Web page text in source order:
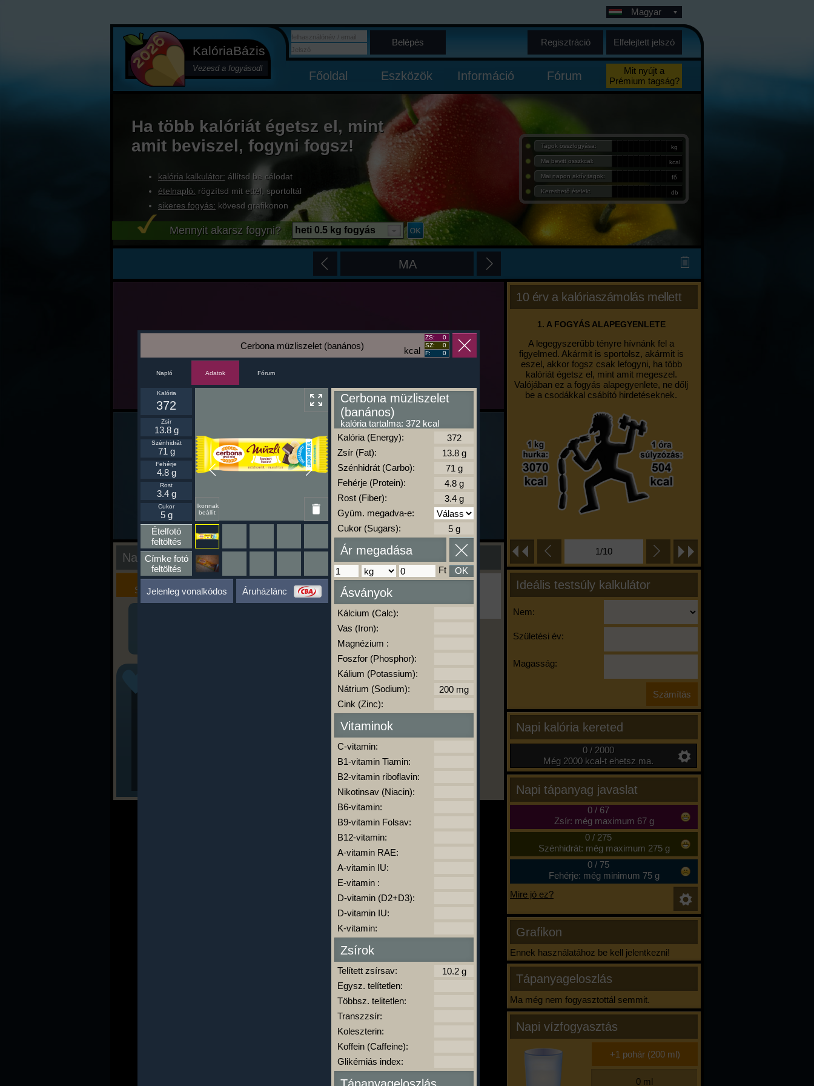
KalóriaBázis
Vezesd a fogyásod!
Magyar
Belépés Regisztráció Elfelejtett jelszó
Főoldal Eszközök Információ Fórum
Mit nyújt a
Prémium tagság?
Ha több kalóriát égetsz el, mint
amit beviszel, fogyni fogsz!
kalória kalkulátor: állítsd be célodat
ételnapló: rögzítsd mit ettél, sportoltál
sikeres fogyás: kövesd grafikonon
Tagok összfogyása: kg
Ma bevitt összkcal: kcal
Mai napon aktív tagok: fő
Kereshető ételek: db
Mennyit akarsz fogyni? heti 0.5 kg fogyás
MA
10 érv a kalóriaszámolás mellett
1. A FOGYÁS ALAPEGYENLETE
A legegyszerűbb tényre hívnánk fel a
figyelmed. Akármit is sportolsz, akármit is
eszel, akkor fogsz csak lefogyni, ha több
kalóriát égetsz el, mint amit megeszel.
Valójában ez a fogyás alapegyenlete, ne dőlj
be a csodákkal csábító hirdetéseknek.
1/10
Ideális testsúly kalkulátor
Nem:
Születési év:
Magasság:
Napi kalória kereted
0 / 2000
Még 2000 kcal-t ehetsz ma.
Napi tápanyag javaslat
0/ 67
Zsír: még maximum 67 g
0/ 275
Szénhidrát: még maximum 275 g
0/ 75
Fehérje: még minimum 75 g
Mire jó ez?
Grafikon
Ennek használatához be kell jelentkezni!
Tápanyageloszlás
Ma még nem fogyasztottál semmit.
Napi vízfogyasztás
Nap kiértékelése
Kalória
Szimulátor
Szöveges
Értékelés
Ha ma már nem eszel/sportolsz többet,
kattints a kiértékelésre!
A Kalória Szimulátor Prémium funkció.
kalóriabázis.hu
-
kcal
Cerbona müzliszelet (banános)
ZS:
0
SZ:
0
F:
0
Napló Adatok Fórum
Ikonnak
beállít
Kalória
372
Zsír
13.8 g
Szénhidrát
71 g
Fehérje
4.8 g
Rost
3.4 g
Cukor
5 g
Ételfotó
feltöltés
Címke fotó
feltöltés
Jelenleg vonalkódos Áruházlánc
Cerbona müzliszelet
(banános)
kalória tartalma: 372 kcal
Kalória (Energy):
Zsír (Fat):
Szénhidrát (Carbo):
Fehérje (Protein):
Rost (Fiber):
Gyüm. megadva-e:
Cukor (Sugars):
Ár megadása
Ft OK
Ásványok
Kálcium (Calc):
Vas (Iron):
Magnézium :
Foszfor (Phosphor):
Kálium (Potassium):
Nátrium (Sodium):
Cink (Zinc):
Vitaminok
C-vitamin:
B1-vitamin Tiamin:
B2-vitamin riboflavin:
Nikotinsav (Niacin):
B6-vitamin:
B9-vitamin Folsav:
B12-vitamin:
A-vitamin RAE:
A-vitamin IU:
E-vitamin :
D-vitamin (D2+D3):
D-vitamin IU:
K-vitamin:
Zsírok
Telített zsírsav:
Egysz. telítetlen:
Többsz. telitetlen:
Transzzsír:
Koleszterin:
Koffein (Caffeine):
Glikémiás index: